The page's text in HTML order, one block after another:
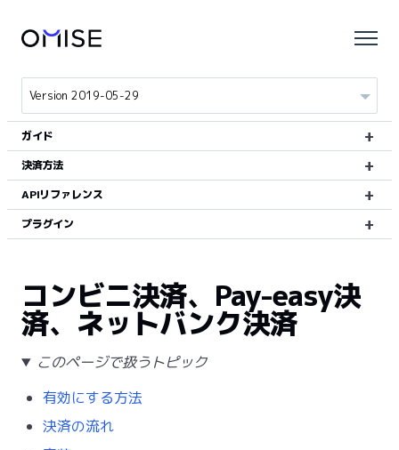
ガイド
決済方法
APIリファレンス
プラグイン
コンビニ決済、Pay-easy決
済、ネットバンク決済
このページで扱うトピック
有効にする方法
決済の流れ